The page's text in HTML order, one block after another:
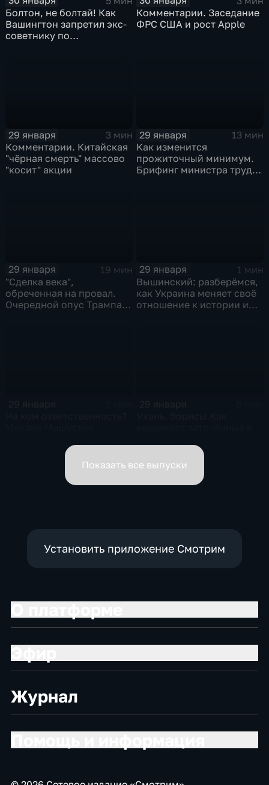
Болтон, не болтай! Как
Вашингтон запретил экс-
советнику по
Комментарии. Заседание
ФРС США и рост Apple
29 января
3 мин
Комментарии. Китайская
"чёрная смерть" массово
"косит" акции
29 января
13 мин
Как изменится
прожиточный минимум.
Брифинг министра труда
29 января
19 мин
"Сделка века",
обреченная на провал.
Очередной опус Трампа.
29 января
1 мин
Вышинский: разберёмся,
как Украина меняет своё
отношение к истории и
вице-премьеров
Показать все выпуски
Установить приложение Смотрим
Журнал